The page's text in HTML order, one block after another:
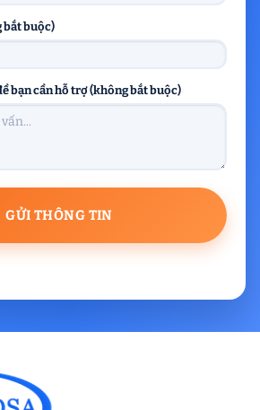
bắt buộc)
bạn cần hỗ trợ (không bắt buộc)